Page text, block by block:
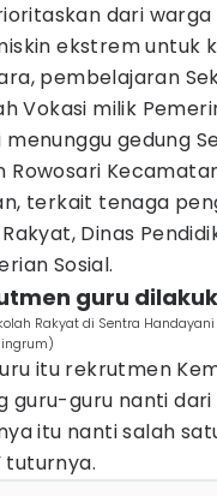
dari
ekstrem untuk
pembelajaran
Vokasi milik
menunggu gedung
Rowosari
terkait tenaga
Dinas
Sosial.
guru
Rakyat di Sentra
itu rekrutmen
guru-guru nanti
itu nanti salah
tuturnya.